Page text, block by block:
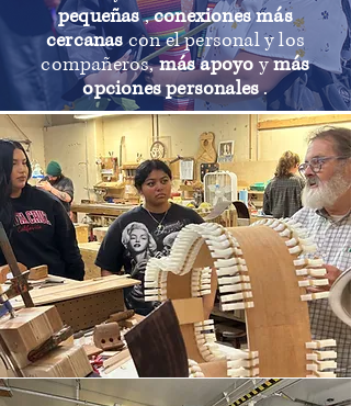
pequeñas,conexiones más
cercanascon el personal y los
compañeros,más apoyoymás
opciones personales.